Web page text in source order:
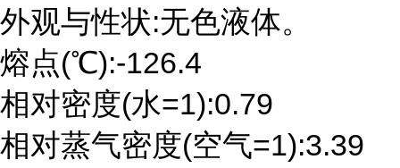
外观与性状:无色液体。
熔点(℃):-126.4
相对密度(水=1):0.79
相对蒸气密度(空气=1):3.39